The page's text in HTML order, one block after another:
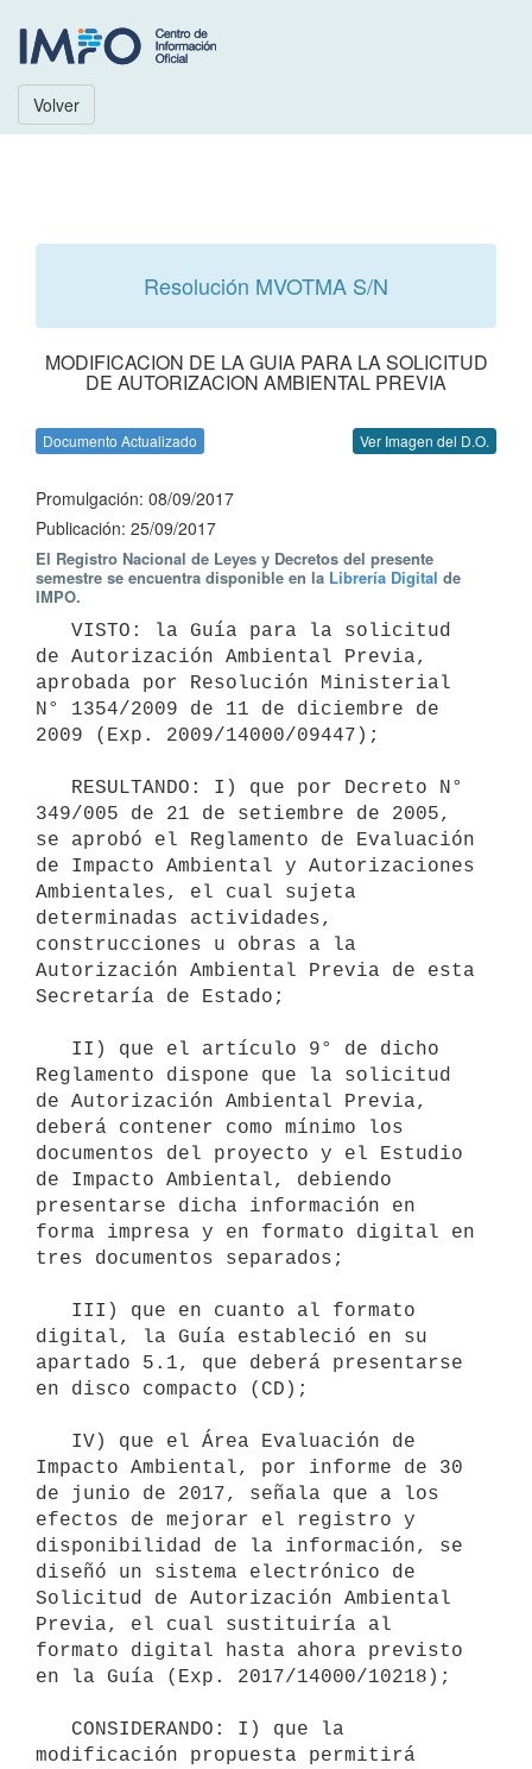
Volver
Resolución MVOTMA S/N
MODIFICACION DE LA GUIA PARA LA SOLICITUD
DE AUTORIZACION AMBIENTAL PREVIA
Documento Actualizado Ver Imagen del D.O.
Promulgación: 08/09/2017
Publicación: 25/09/2017
El Registro Nacional de Leyes y Decretos del presente
semestre se encuentra disponible en la Librería Digital de
IMPO.
de Autorización Ambiental Previa,
aprobada por Resolución Ministerial
N° 1354/2009 de 11 de diciembre de
2009 (Exp. 2009/14000/09447);
349/005 de 21 de setiembre de 2005,
se aprobó el Reglamento de Evaluación
de Impacto Ambiental y Autorizaciones
Ambientales, el cual sujeta
determinadas actividades,
construcciones u obras a la
Autorización Ambiental Previa de esta
Secretaría de Estado;
Reglamento dispone que la solicitud
de Autorización Ambiental Previa,
deberá contener como mínimo los
documentos del proyecto y el Estudio
de Impacto Ambiental, debiendo
presentarse dicha información en
forma impresa y en formato digital en
tres documentos separados;
digital, la Guía estableció en su
apartado 5.1, que deberá presentarse
en disco compacto (CD);
Impacto Ambiental, por informe de 30
de junio de 2017, señala que a los
efectos de mejorar el registro y
disponibilidad de la información, se
diseñó un sistema electrónico de
Solicitud de Autorización Ambiental
Previa, el cual sustituiría al
formato digital hasta ahora previsto
en la Guía (Exp. 2017/14000/10218);
modificación propuesta permitirá